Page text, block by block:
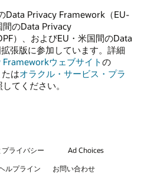
Data Privacy Framework（EU-
間のData Privacy
）、およびEU・米国間のData
張版に参加しています。詳細
ウェブサイトの
はオラクル・サービス・プラ
てください。
ライバシー
Ad Choices
ルプライン お問い合わせ